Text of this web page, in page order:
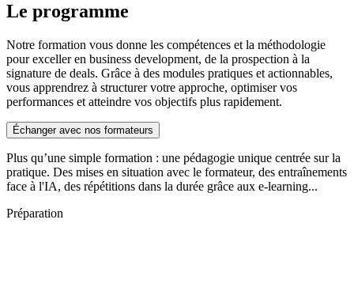
Le programme
Notre formation vous donne les compétences et la méthodologie
pour exceller en business development, de la prospection à la
signature de deals. Grâce à des modules pratiques et actionnables,
vous apprendrez à structurer votre approche, optimiser vos
performances et atteindre vos objectifs plus rapidement.
Échanger avec nos formateurs
Plus qu’une simple formation : une pédagogie unique centrée sur la
pratique. Des mises en situation avec le formateur, des entraînements
face à l'IA, des répétitions dans la durée grâce aux e-learning...
Préparation